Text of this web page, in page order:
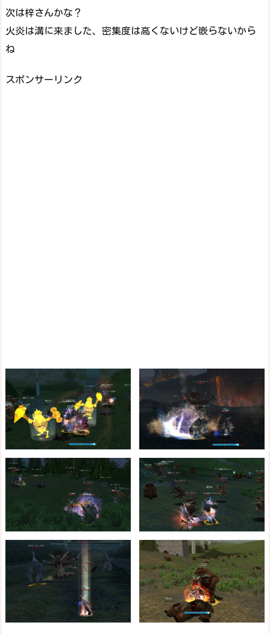
次は梓さんかな？
火炎は溝に来ました、密集度は高くないけど嵌らないから
ね
スポンサーリンク